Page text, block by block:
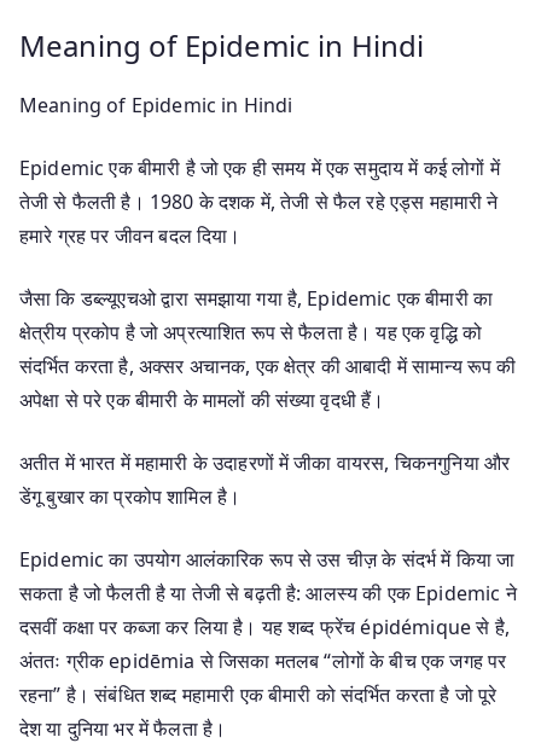
Meaning of Epidemic in Hindi
Meaning of Epidemic in Hindi
Epidemic एक बीमारी है जो एक ही समय में एक समुदाय में कई लोगों में
तेजी से फैलती है। 1980 के दशक में, तेजी से फैल रहे एड्स महामारी ने
हमारे ग्रह पर जीवन बदल दिया।
जैसा कि डब्ल्यूएचओ द्वारा समझाया गया है, Epidemic एक बीमारी का
क्षेत्रीय प्रकोप है जो अप्रत्याशित रूप से फैलता है। यह एक वृद्धि को
संदर्भित करता है, अक्सर अचानक, एक क्षेत्र की आबादी में सामान्य रूप की
अपेक्षा से परे एक बीमारी के मामलों की संख्या वृदधी हैं।
अतीत में भारत में महामारी के उदाहरणों में जीका वायरस, चिकनगुनिया और
डेंगू बुखार का प्रकोप शामिल है।
Epidemic का उपयोग आलंकारिक रूप से उस चीज़ के संदर्भ में किया जा
सकता है जो फैलती है या तेजी से बढ़ती है: आलस्य की एक Epidemic ने
दसवीं कक्षा पर कब्जा कर लिया है। यह शब्द फ्रेंच épidémique से है,
अंततः ग्रीक epidēmia से जिसका मतलब “लोगों के बीच एक जगह पर
रहना” है। संबंधित शब्द महामारी एक बीमारी को संदर्भित करता है जो पूरे
देश या दुनिया भर में फैलता है।